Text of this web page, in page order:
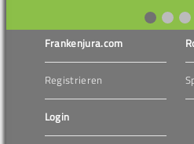
Frankenjura.com
Registrieren
Login